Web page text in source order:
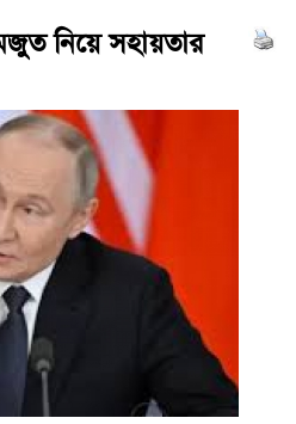
নিয়ে সহায়তার